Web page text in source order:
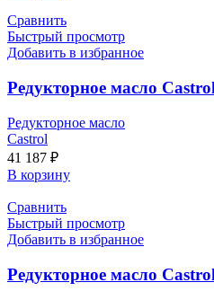
Сравнить
Быстрый просмотр
Добавить в избранное
Редукторное масло
Редукторное масло
Castrol
41 187 ₽
В корзину
Сравнить
Быстрый просмотр
Добавить в избранное
Редукторное масло